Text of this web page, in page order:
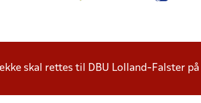
skal rettes til DBU Lolland-Falster på